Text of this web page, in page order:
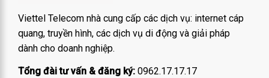
Viettel Telecom nhà cung cấp các dịch vụ: internet cáp
quang, truyền hình, các dịch vụ di động và giải pháp
dành cho doanh nghiệp.
Tổng đài tư vấn & đăng ký: 0962.17.17.17